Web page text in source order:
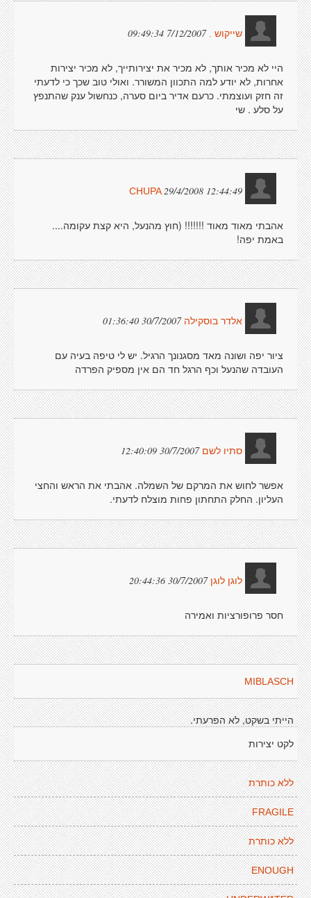
שייקוש . 7/12/2007 09:49:34
היי לא מכיר אותך, לא מכיר את יצירותייך, לא מכיר יצירות
אחרות, לא יודע למה התכוון המשורר. ואולי טוב שכך כי לדעתי
זה חזק ועוצמתי. כרעם אדיר ביום סערה, כנחשול ענק שהתנפץ
על סלע . שי
CHUPA29/4/2008 12:44:49
אהבתי מאוד מאוד !!!!!!! (חוץ מהנעל, היא קצת עקומה....
באמת יפה!
אלדר בוסקילה 30/7/2007 01:36:40
ציור יפה ושונה מאד מסגנונך הרגיל. יש לי טיפה בעיה עם
העובדה שהנעל וכף הרגל חד הם אין מספיק הפרדה
סתיו לשם 30/7/2007 12:40:09
אפשר לחוש את המרקם של השמלה. אהבתי את הראש והחצי
העליון. החלק התחתון פחות מוצלח לדעתי.
לוגן לוגן 30/7/2007 20:44:36
חסר פרופורציות ואמירה
MIBLASCH
הייתי בשקט, לא הפרעתי.
לקט יצירות
ללא כותרת
FRAGILE
ללא כותרת
ENOUGH